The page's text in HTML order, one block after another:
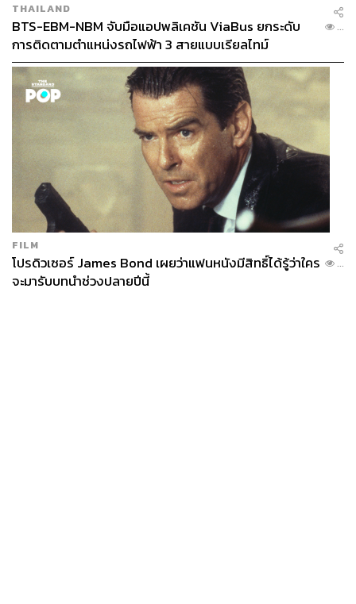
THAILAND
BTS-EBM-NBM จับมือแอปพลิเคชัน ViaBus ยกระดับ
การติดตามตำแหน่งรถไฟฟ้า 3 สายแบบเรียลไทม์
...
FILM
โปรดิวเซอร์ James Bond เผยว่าแฟนหนังมีสิทธิ์ได้รู้ว่าใคร
จะมารับบทนำช่วงปลายปีนี้
...